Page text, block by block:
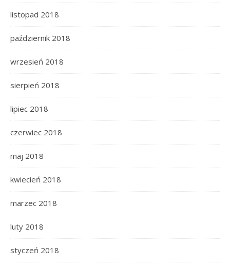
listopad 2018
październik 2018
wrzesień 2018
sierpień 2018
lipiec 2018
czerwiec 2018
maj 2018
kwiecień 2018
marzec 2018
luty 2018
styczeń 2018